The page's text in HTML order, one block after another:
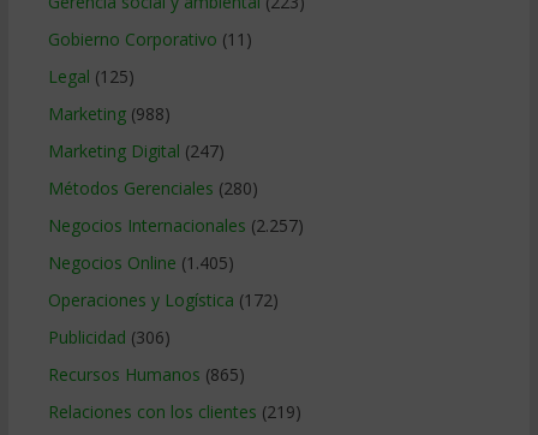
Gobierno Corporativo (11)
Legal (125)
Marketing(988)
Marketing Digital (247)
Métodos Gerenciales (280)
Negocios Internacionales (2.257)
Negocios Online (1.405)
Operaciones y Logística (172)
Publicidad (306)
Recursos Humanos (865)
Relaciones con los clientes (219)